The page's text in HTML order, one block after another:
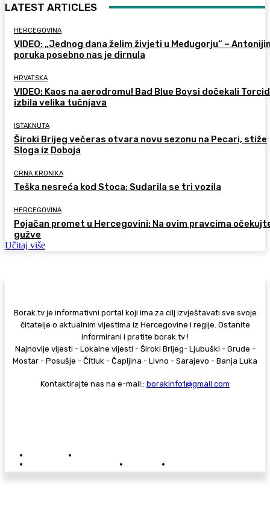
LATEST ARTICLES
HERCEGOVINA
VIDEO: „Jednog dana želim živjeti u Međugorju“ –
poruka posebno nas je dirnula
HRVATSKA
VIDEO: Kaos na aerodromu! Bad Blue Boysi dočekali
izbila velika tučnjava
ISTAKNUTA
Široki Brijeg večeras otvara novu sezonu na Pecari, stiže
Sloga iz Doboja
CRNA KRONIKA
Teška nesreća kod Stoca: Sudarila se tri vozila
HERCEGOVINA
Pojačan promet u Hercegovini: Na ovim pravcima
gužve
Učitaj više
Borak.tv je informativni portal koji ima za cilj izvještavati sve svoje
čitatelje o aktualnim vijestima iz Hercegovine i regije. Ostanite
informirani i pratite borak.tv !
Najnovije vijesti - Lokalne vijesti - Široki Brijeg- Ljubuški - Grude -
Mostar - Posušje - Čitluk - Čapljina - Livno - Sarajevo - Banja Luka
Kontaktirajte nas na e-mail:: borakinfo1@gmail.com